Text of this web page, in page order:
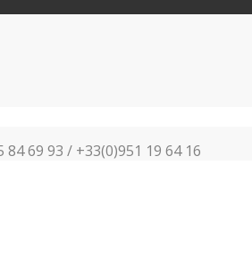
69 93 / +33(0)951 19 64 16